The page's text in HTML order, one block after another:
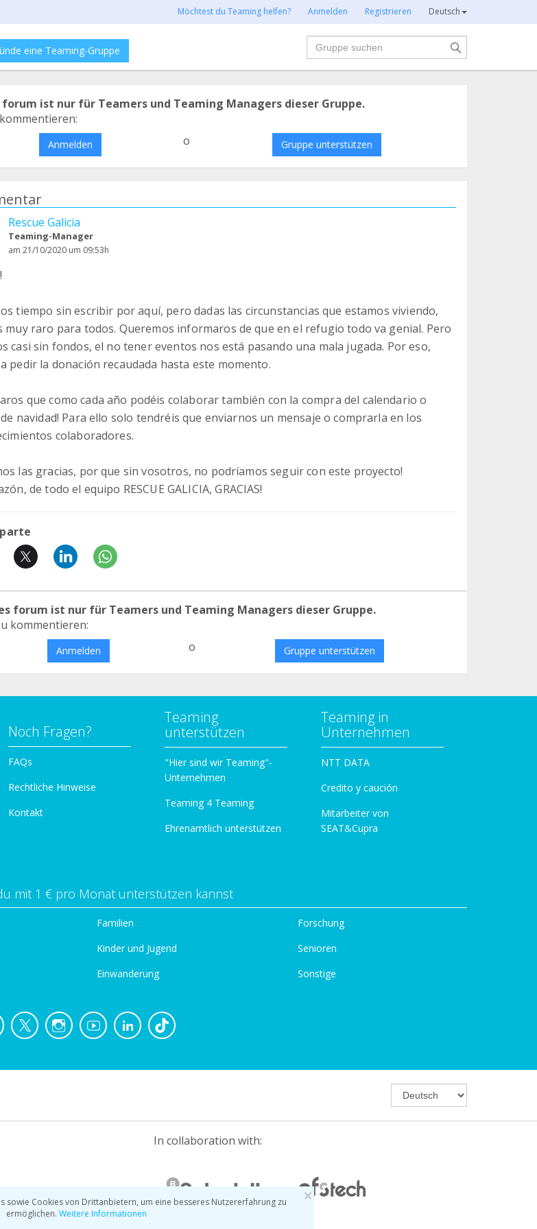
×
sowie Cookies von Drittanbietern, um eine besseres Nutzererfahrung zu
ermöglichen. Weitere Informationen
Möchtest du Teaming helfen? Anmelden Registrieren Deutsch
eine Teaming-Gruppe
Suche
forum ist nur für Teamers und Teaming Managers dieser Gruppe.
Anmelden o Gruppe unterstützen
Rescue Galicia
Teaming-Manager
am 21/10/2020 um 09:53h
tiempo sin escribir por aquí, pero dadas las circunstancias que estamos viviendo,
muy raro para todos. Queremos informaros de que en el refugio todo va genial. Pero
casi sin fondos, el no tener eventos nos está pasando una mala jugada. Por eso,
pedir la donación recaudada hasta este momento.
que como cada año podéis colaborar también con la compra del calendario o
navidad! Para ello solo tendréis que enviarnos un mensaje o comprarla en los
colaboradores.
las gracias, por que sin vosotros, no podríamos seguir con este proyecto!
de todo el equipo RESCUE GALICIA, GRACIAS!
forum ist nur für Teamers und Teaming Managers dieser Gruppe.
kommentieren:
Anmelden o Gruppe unterstützen
Noch Fragen?
FAQs
Rechtliche Hinweise
Kontakt
Teaming
unterstützen
"Hier sind wir Teaming"-
Unternehmen
Teaming 4 Teaming
Ehrenamtlich unterstützen
Teaming in
Unternehmen
NTT DATA
Credito y caución
Mitarbeiter von
SEAT&Cupra
mit 1 € pro Monat unterstützen kannst
Familien
Kinder und Jugend
Einwanderung
Forschung
Senioren
Sonstige
In collaboration with: